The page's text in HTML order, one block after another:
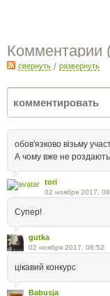
Комментарии
свернуть / развернуть
обов'язково візьму
А чому вже не роздають
tori
02 ноября 2017,
Супер!
gutka
02 ноября 2017, 08:52
цікавий конкурс
Babusja